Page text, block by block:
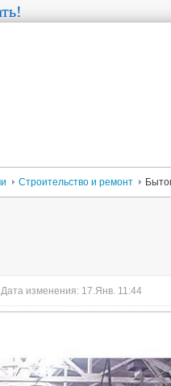
Строительство и ремонт
Дата изменения: 17.Янв. 11:44